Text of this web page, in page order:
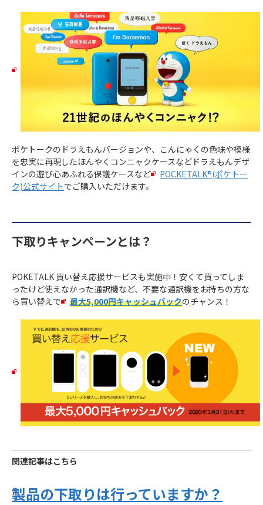
ポケトークのドラえもんバージョンや、こんにゃくの色味や模様
を忠実に再現したほんやくコンニャクケースなどドラえもんデザ
インの遊び心あふれる保護ケースなど
POCKETALK®(ポケトー
ク)公式サイトでご購入いただけます。
下取りキャンペーンとは？
POKETALK 買い替え応援サービスも実施中！安くて買ってしま
ったけど使えなかった通訳機など、不要な通訳機をお持ちの方な
ら買い替えで
最大5,000円キャッシュバックのチャンス！
関連記事はこちら
製品の下取りは行っていますか？